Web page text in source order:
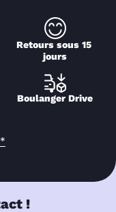
Retours sous 15
jours
Boulanger Drive
!